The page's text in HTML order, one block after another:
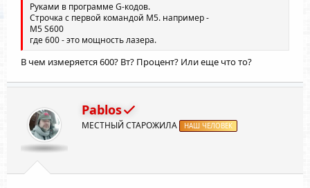
Руками в программе G-кодов.
Строчка с первой командой M5. например -
M5 S600
где 600 - это мощность лазера.
В чем измеряется 600? Вт? Процент? Или еще что то?
Pablos
МЕСТНЫЙ СТАРОЖИЛА НАШ ЧЕЛОВЕК